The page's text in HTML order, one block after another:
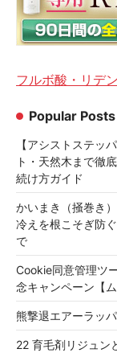
フルボ酸・リデ
Popular Posts
【アシストステッ
ト・天然木まで徹
続け方ガイド
かいまき（掻巻き
冷えを根こそぎ防
で
Cookie同意管理ツ
念キャンペーン【
熊撃退エアーラッ
22 育毛剤リジュン